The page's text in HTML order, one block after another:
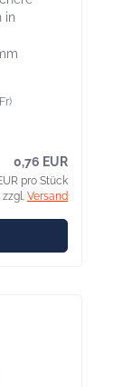
in
0,76 EUR
pro Stück
zzgl. Versand